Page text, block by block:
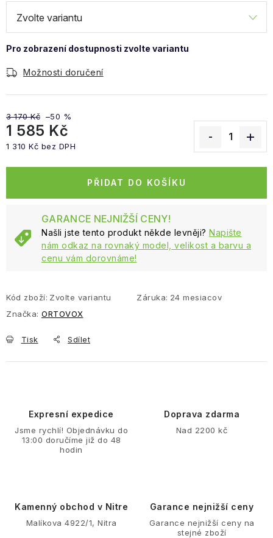
Možnosti doručení
3 170 Kč –50 %
1 585 Kč
1 310 Kč bez DPH
PŘIDAT DO KOŠÍKU
GARANCE NEJNIŽŠÍ CENY!
Našli jste tento produkt někde levněji? Napište
nám odkaz na rovnaký model, velikost a barvu a
cenu vám dorovnáme!
Kód zboží: Zvolte variantu Záruka: 24 mesiacov
Značka: ORTOVOX
Tisk Sdílet
Expresní expedice
Jsme rychlí! Objednávku do
13:00 doručíme již do 48
hodin
Doprava zdarma
Nad 2200 kč
Kamenný obchod v Nitre
Malíkova 4922/1, Nitra
Garance nejnižší ceny
Garance nejnižší ceny na
stejné zboží